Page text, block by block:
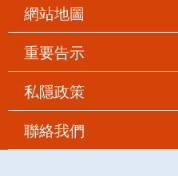
網站地圖
重要告示
私隱政策
聯絡我們